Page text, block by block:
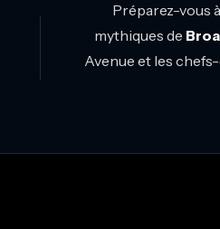
Préparez-vous
mythiques de
Avenue et les